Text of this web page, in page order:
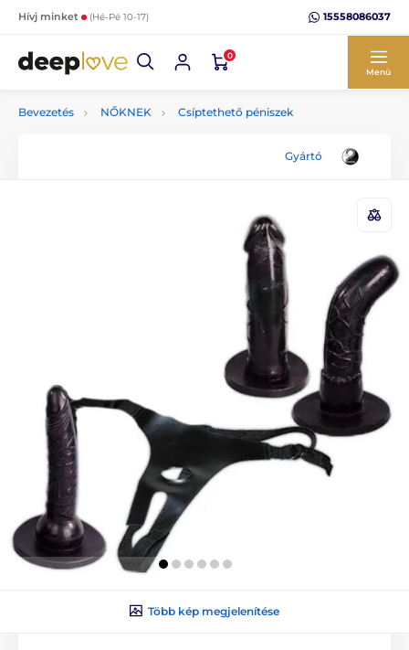
Hívj minket (Hé-Pé 10-17) 15558086037
0
Menü
Bevezetés NŐKNEK Csíptethető péniszek
Gyártó
Több kép megjelenítése